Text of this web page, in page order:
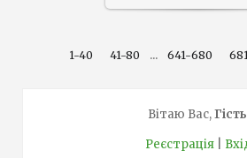
1-40 41-80 ... 641-680
Вітаю Вас,Гість
Реєстрація